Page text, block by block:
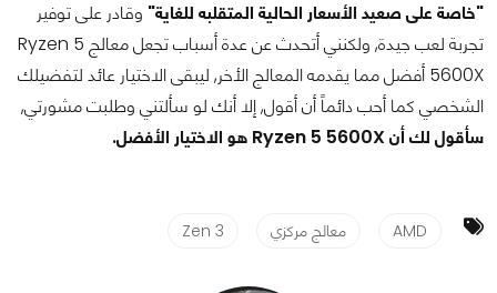
"خاصة على صعيد الأسعار الحالية المتقلبه للغاية" وقادر على توفير
تجربة لعب جيدة, ولكنني أتحدث عن عدة أسباب تجعل معالج Ryzen 5
5600X أفضل مما يقدمه المعالج الأخر, ليبقى الاختيار عائد لتفضيلك
الشخصي كما أحب دائماً أن أقول, إلا أنك لو سألتني وطلبت مشورتي,
سأقول لك أن Ryzen 5 5600X هو الاختيار الأفضل.
AMD معالج مركزي Zen 3